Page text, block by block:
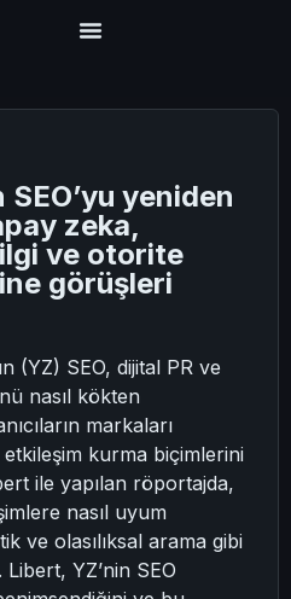
yeniden
zeka,
ve otorite
görüşleri
(YZ) SEO, dijital PR ve
nasıl kökten
markaları
kurma biçimlerini
ile yapılan röportajda,
nasıl uyum
ve olasılıksal arama gibi
YZ’nin SEO